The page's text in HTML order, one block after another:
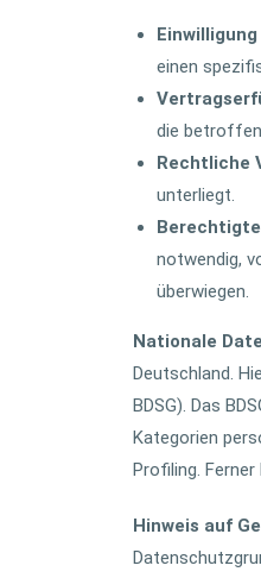
einen
die
Rechtliche
unterliegt.
Berechtigte
notwendig,
überwiegen.
Nationale
Deutschland.
BDSG). Das
Kategorien
Profiling.
Hinweis auf